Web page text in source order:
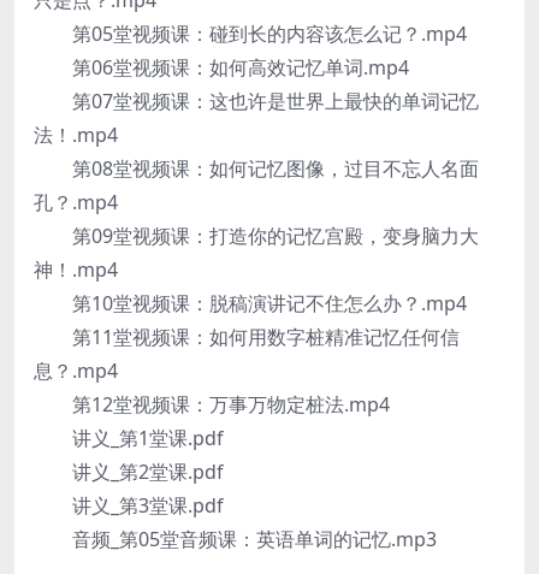
第05堂视频课：碰到长的内容该怎么记？.mp4
第06堂视频课：如何高效记忆单词.mp4
第07堂视频课：这也许是世界上最快的单词记忆
法！.mp4
第08堂视频课：如何记忆图像，过目不忘人名面
孔？.mp4
第09堂视频课：打造你的记忆宫殿，变身脑力大
神！.mp4
第10堂视频课：脱稿演讲记不住怎么办？.mp4
第11堂视频课：如何用数字桩精准记忆任何信
息？.mp4
第12堂视频课：万事万物定桩法.mp4
讲义_第1堂课.pdf
讲义_第2堂课.pdf
讲义_第3堂课.pdf
音频_第05堂音频课：英语单词的记忆.mp3